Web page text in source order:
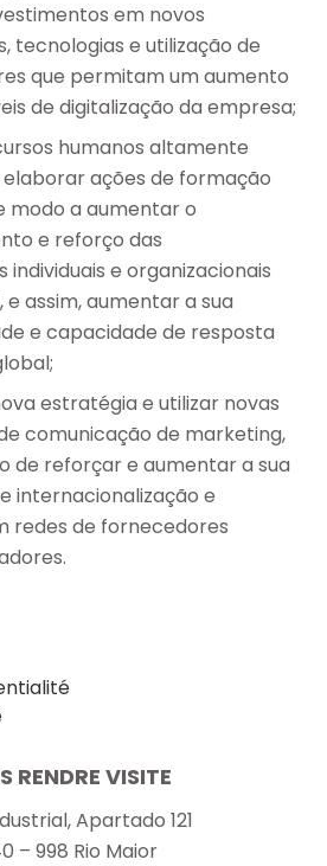
em novos
tecnologias e utilização de
que permitam um aumento
de digitalização da empresa;
humanos altamente
ações de formação
modo a aumentar o
e reforço das
e organizacionais
e assim, aumentar a sua
e capacidade de resposta
estratégia e utilizar novas
comunicação de marketing,
de reforçar e aumentar a sua
internacionalização e
redes de fornecedores
RENDRE VISITE
Apartado 121
– 998 Rio Maior